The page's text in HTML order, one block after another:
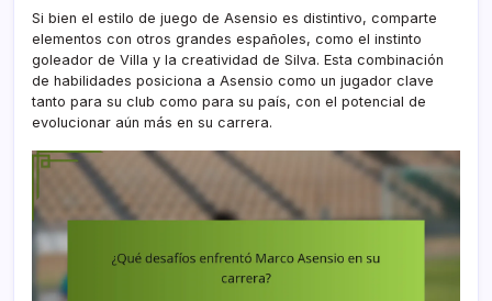
Si bien el estilo de juego de Asensio es distintivo, comparte
elementos con otros grandes españoles, como el instinto
goleador de Villa y la creatividad de Silva. Esta combinación
de habilidades posiciona a Asensio como un jugador clave
tanto para su club como para su país, con el potencial de
evolucionar aún más en su carrera.